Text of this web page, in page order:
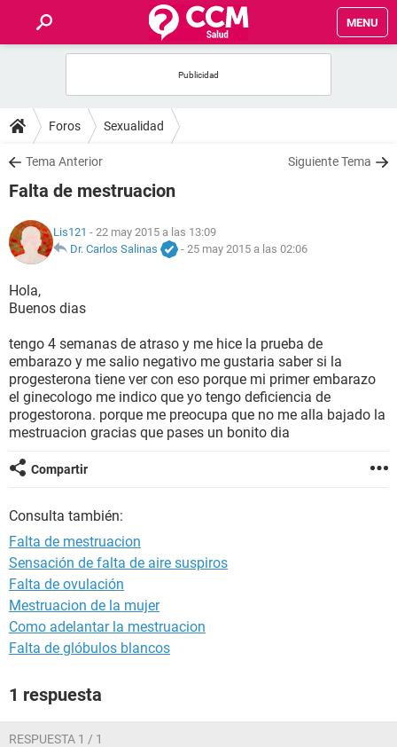
MENU
FOROS
SALUD
NUTRICIÓN
BIENESTAR
SEXUALIDAD
GLOSARIO
Foros Sexualidad
Tema Anterior Siguiente Tema
Falta de mestruacion
Lis121 - 22 may 2015 a las 13:09
Dr. Carlos Salinas
- 25 may 2015 a las 02:06
Hola,
Buenos dias
tengo 4 semanas de atraso y me hice la prueba de
embarazo y me salio negativo me gustaria saber si la
progesterona tiene ver con eso porque mi primer embarazo
el ginecologo me indico que yo tengo deficiencia de
progestorona. porque me preocupa que no me alla bajado la
mestruacion gracias que pases un bonito dia
Compartir
Consulta también:
Falta de mestruacion
Sensación de falta de aire suspiros
Falta de ovulación
Mestruacion de la mujer
Como adelantar la mestruacion
Falta de glóbulos blancos
1 respuesta
RESPUESTA 1 / 1